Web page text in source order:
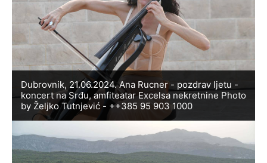
Dubrovnik, 21.06.2024. Ana Rucner - pozdrav ljetu -
koncert na Srđu, amfiteatar Excelsa nekretnine Photo
by Željko Tutnjević - ++385 95 903 1000